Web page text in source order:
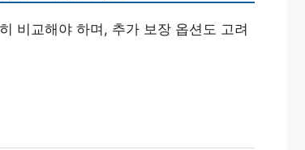
비교해야 하며, 추가 보장 옵션도 고려